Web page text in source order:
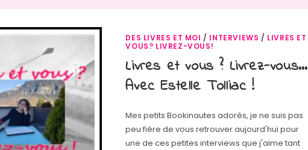
DES LIVRES ET MOI / INTERVIEWS / LIVRES ET
VOUS? LIVREZ-VOUS!
Livres et vous ? Livrez-vous…
Avec Estelle Tolliac !
Mes petits Bookinautes adorés, je ne suis pas
peu fière de vous retrouver aujourd'hui pour
une de ces petites interviews que j'aime tant